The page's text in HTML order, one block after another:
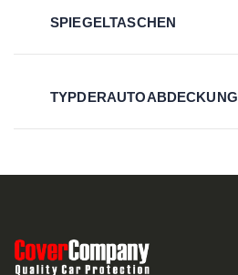
SPIEGELTASCHEN
TYPDERAUTOABDECKUNG